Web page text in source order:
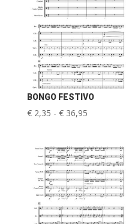
BONGO FESTIVO
€2,35 - €36,95Prijsklasse:
tot
€ 36,95